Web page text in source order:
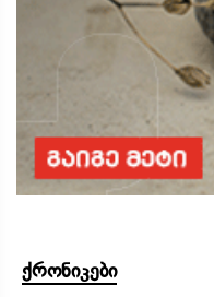
ქრონიკები